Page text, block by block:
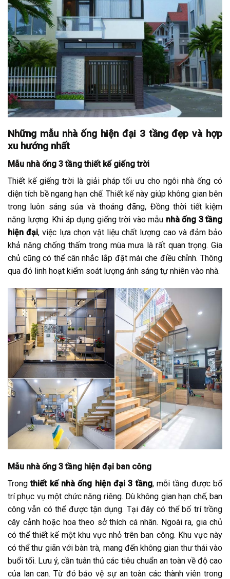
Những mẫu nhà ống hiện đại 3 tầng đẹp và hợp
xu hướng nhất
Mẫu nhà ống 3 tầng thiết kế giếng trời
Thiết kế giếng trời là giải pháp tối ưu cho ngôi nhà ống có
diện tích bề ngang hạn chế. Thiết kế này giúp không gian bên
trong luôn sáng sủa và thoáng đãng, Đồng thời tiết kiệm
năng lượng. Khi áp dụng giếng trời vào mẫu nhà ống 3 tầng
hiện đại, việc lựa chọn vật liệu chất lượng cao và đảm bảo
khả năng chống thấm trong mùa mưa là rất quan trọng. Gia
chủ cũng có thể cân nhắc lắp đặt mái che điều chỉnh. Thông
qua đó linh hoạt kiểm soát lượng ánh sáng tự nhiên vào nhà.
Mẫu nhà ống 3 tầng hiện đại ban công
Trongthiết kế nhà ống hiện đại 3 tầng, mỗi tầng được bố
trí phục vụ một chức năng riêng. Dù không gian hạn chế, ban
công vẫn có thể được tận dụng. Tại đây có thể bố trí trồng
cây cảnh hoặc hoa theo sở thích cá nhân. Ngoài ra, gia chủ
có thể thiết kế một khu vực nhỏ trên ban công. Khu vực này
có thể thư giãn với bàn trà, mang đến không gian thư thái vào
buổi tối. Lưu ý, cần tuân thủ các tiêu chuẩn an toàn về độ cao
của lan can. Từ đó bảo vệ sự an toàn các thành viên trong